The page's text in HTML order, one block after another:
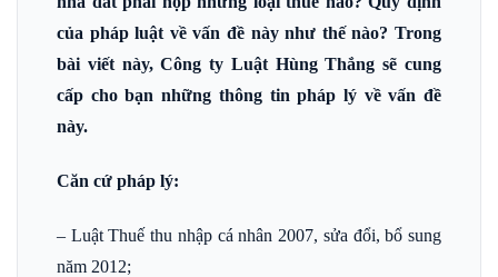
của pháp luật về vấn đề này như thế nào? Trong
bài viết này, Công ty Luật Hùng Thắng sẽ cung
cấp cho bạn những thông tin pháp lý về vấn đề
này.
Căn cứ pháp lý:
– Luật Thuế thu nhập cá nhân 2007, sửa đổi, bổ sung
năm 2012;